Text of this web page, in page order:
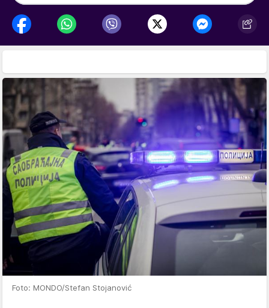
Foto: MONDO/Stefan Stojanović